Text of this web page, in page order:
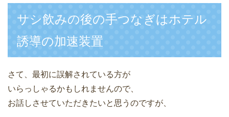
サシ飲みの後の手つなぎはホテル
誘導の加速装置
さて、最初に誤解されている方が
いらっしゃるかもしれませんので、
お話しさせていただきたいと思うのですが、